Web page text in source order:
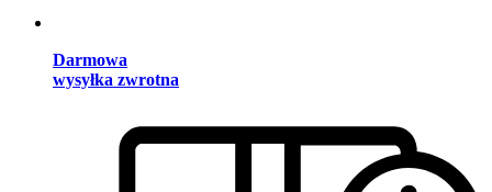
Darmowa
wysyłka zwrotna